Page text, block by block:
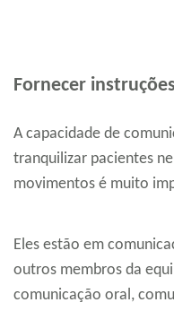
Fornecer
A capacidade de
tranquilizar pacientes
movimentos é muito
Eles estão em
outros membros da
comunicação oral,